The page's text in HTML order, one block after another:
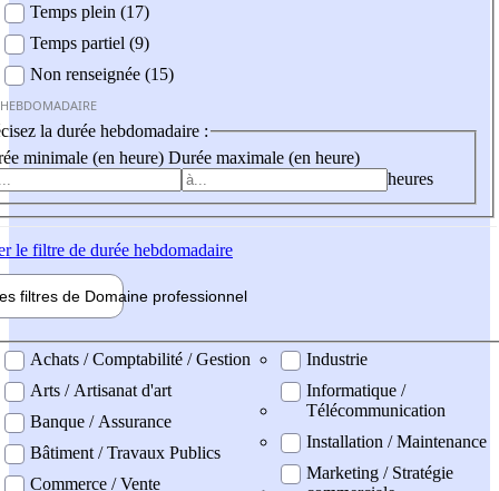
Temps plein (17)
Temps partiel (9)
Non renseignée (15)
la durée hebdomadaire :
minimale (en heure) Durée maximale (en heure)
heures
le filtre de durée hebdomadaire
filtres de Domaine professionnel
professionel
Achats / Comptabilité / Gestion
Arts / Artisanat d'art
Banque / Assurance
Bâtiment / Travaux Publics
Commerce / Vente
Industrie
Informatique /
Télécommunication
Installation / Maintenance
Marketing / Stratégie